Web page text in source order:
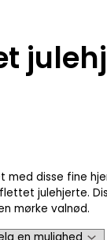
disse fine
julehjerte.
mørke valnød.